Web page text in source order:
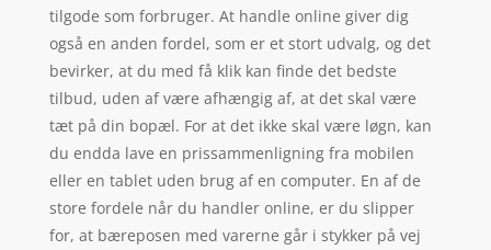
tilgode som forbruger. At handle online giver dig
også en anden fordel, som er et stort udvalg, og det
bevirker, at du med få klik kan finde det bedste
tilbud, uden af være afhængig af, at det skal være
tæt på din bopæl. For at det ikke skal være løgn, kan
du endda lave en prissammenligning fra mobilen
eller en tablet uden brug af en computer. En af de
store fordele når du handler online, er du slipper
for, at bæreposen med varerne går i stykker på vej